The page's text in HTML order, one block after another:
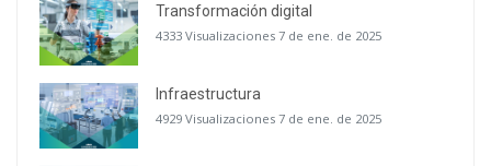
Transformación digital
4333 Visualizaciones 7 de ene. de 2025
Infraestructura
4929 Visualizaciones 7 de ene. de 2025